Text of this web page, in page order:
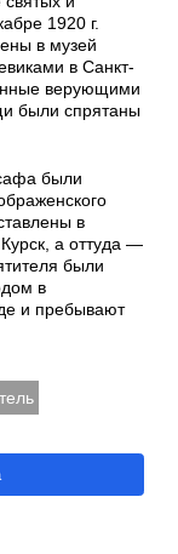
1920 г.
в музей
в Санкт-
верующими
были спрятаны
были
в
а оттуда —
были
в
и пребывают